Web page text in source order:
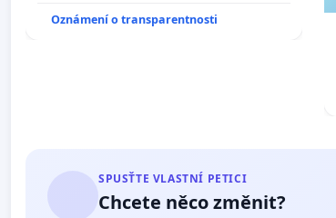
Oznámení o transparentnosti
SPUSŤTE VLASTNÍ PETICI
Chcete něco změnit?